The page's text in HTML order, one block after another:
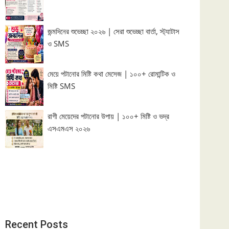
জন্মদিনের শুভেচ্ছা ২০২৬ | সেরা শুভেচ্ছা বার্তা, স্ট্যাটাস
ও SMS
মেয়ে পটানোর মিষ্টি কথা মেসেজ | ১০০+ রোমান্টিক ও
মিষ্টি SMS
রাগী মেয়েদের পটানোর উপায় | ১০০+ মিষ্টি ও ভদ্র
এসএমএস ২০২৬
Recent Posts